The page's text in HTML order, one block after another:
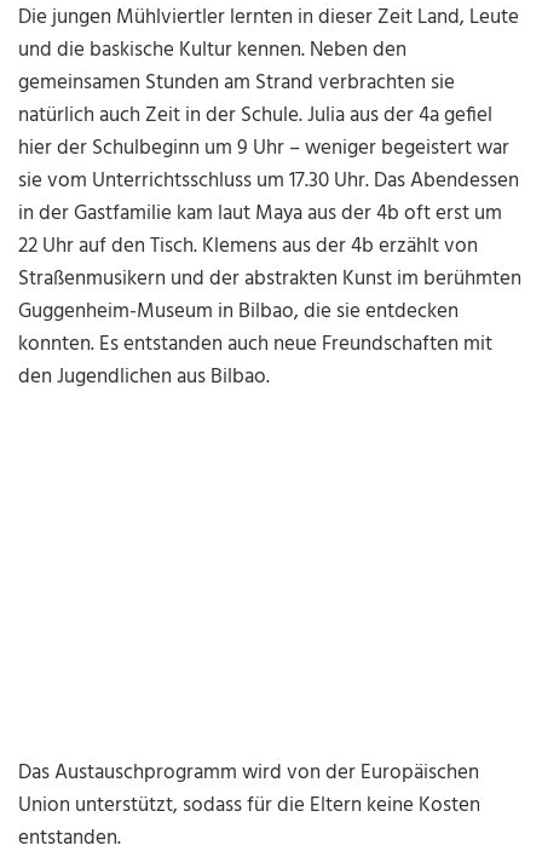
Die jungen Mühlviertler lernten in dieser Zeit Land, Leute
und die baskische Kultur kennen. Neben den
gemeinsamen Stunden am Strand verbrachten sie
natürlich auch Zeit in der Schule. Julia aus der 4a gefiel
hier der Schulbeginn um 9 Uhr – weniger begeistert war
sie vom Unterrichtsschluss um 17.30 Uhr. Das Abendessen
in der Gastfamilie kam laut Maya aus der 4b oft erst um
22 Uhr auf den Tisch. Klemens aus der 4b erzählt von
Straßenmusikern und der abstrakten Kunst im berühmten
Guggenheim-Museum in Bilbao, die sie entdecken
konnten. Es entstanden auch neue Freundschaften mit
den Jugendlichen aus Bilbao.
Das Austauschprogramm wird von der Europäischen
Union unterstützt, sodass für die Eltern keine Kosten
entstanden.